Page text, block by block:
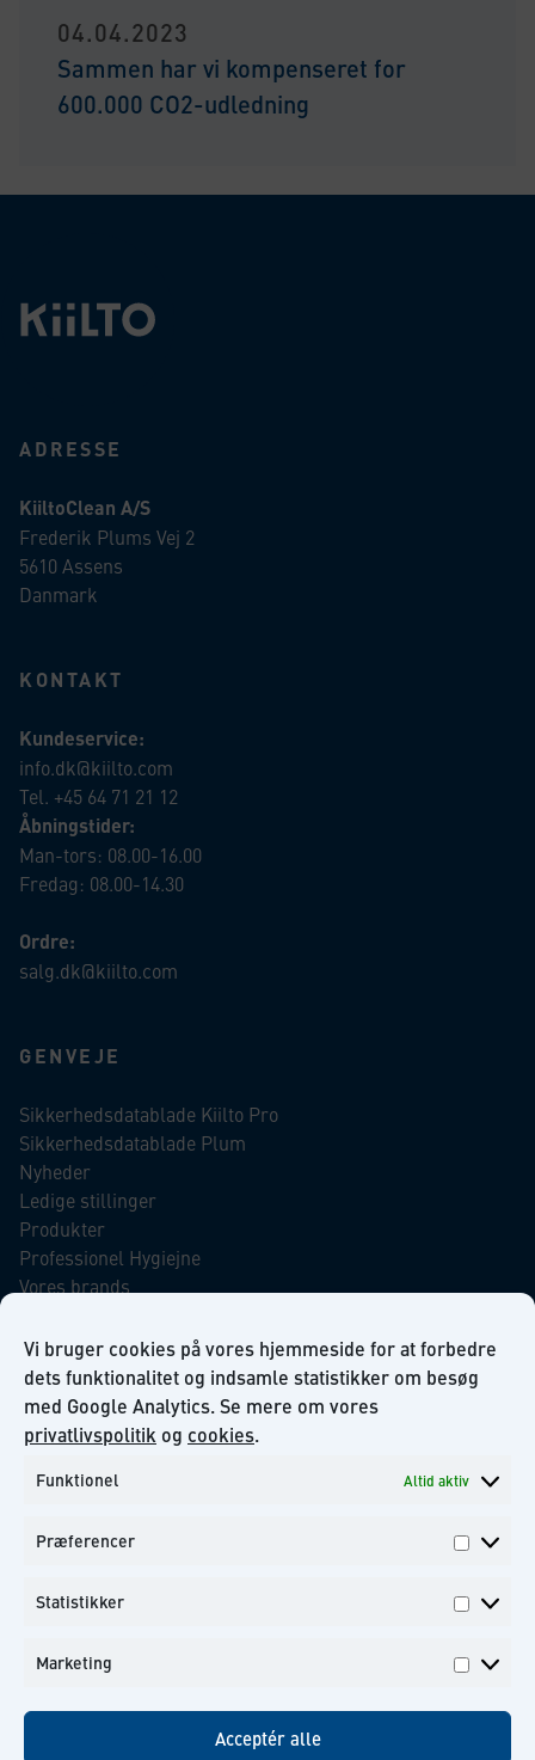
Vi bruger cookies på vores hjemmeside for at forbedre
dets funktionalitet og indsamle statistikker om besøg
med Google Analytics. Se mere om vores
privatlivspolitik og cookies.
Funktionel Altid aktiv
Præferencer
Statistikker
Marketing
Acceptér alle
04.04.2023
Sammen har vi kompenseret for
600.000 CO2-udledning
ADRESSE
KiiltoClean A/S
Frederik Plums Vej 2
5610 Assens
Danmark
KONTAKT
Kundeservice:
info.dk@kiilto.com
Tel. +45 64 71 21 12
Åbningstider:
Man-tors: 08.00-16.00
Fredag: 08.00-14.30
Ordre:
salg.dk@kiilto.com
GENVEJE
Sikkerhedsdatablade Kiilto Pro
Sikkerhedsdatablade Plum
Nyheder
Ledige stillinger
Produkter
Professionel Hygiejne
Vores brands
Our Promise to the Environment
INFORMATION
Om KiiltoClean A/S
Kontakt